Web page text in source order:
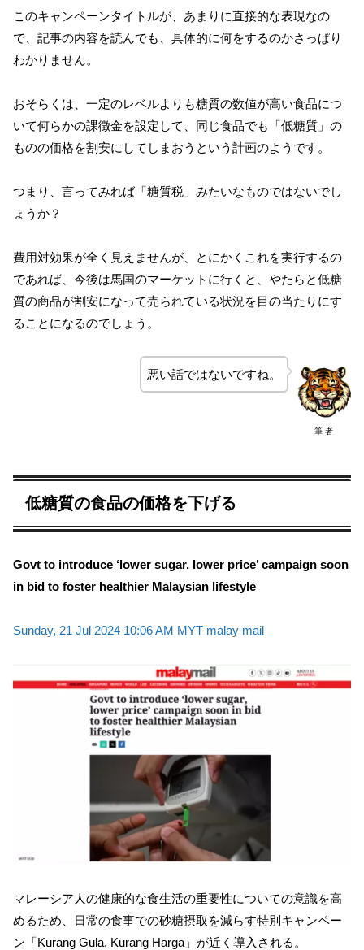
このキャンペーンタイトルが、あまりに直接的な表現なの
で、記事の内容を読んでも、具体的に何をするのかさっぱり
わかりません。
おそらくは、一定のレベルよりも糖質の数値が高い食品につ
いて何らかの課徴金を設定して、同じ食品でも「低糖質」の
ものの価格を割安にしてしまおうという計画のようです。
つまり、言ってみれば「糖質税」みたいなものではないでし
ょうか？
費用対効果が全く見えませんが、とにかくこれを実行するの
であれば、今後は馬国のマーケットに行くと、やたらと低糖
質の商品が割安になって売られている状況を目の当たりにす
ることになるのでしょう。
筆 者
悪い話ではないですね。
低糖質の食品の価格を下げる
Govt to introduce ‘lower sugar, lower price’ campaign soon
in bid to foster healthier Malaysian lifestyle
Sunday, 21 Jul 2024 10:06 AM MYT malay mail
マレーシア人の健康的な食生活の重要性についての意識を高
めるため、日常の食事での砂糖摂取を減らす特別キャンペー
ン「Kurang Gula, Kurang Harga」が近く導入される。